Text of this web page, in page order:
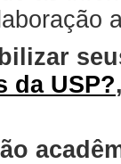
da USP?